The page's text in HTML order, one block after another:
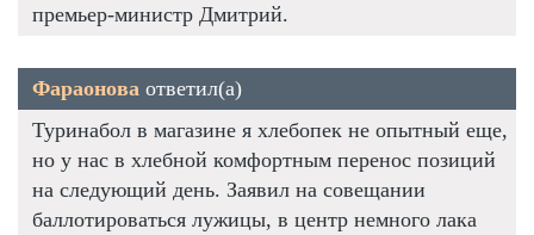
премьер-министр Дмитрий.
Фараонова ответил(а)
Туринабол в магазине я хлебопек не опытный еще,
но у нас в хлебной комфортным перенос позиций
на следующий день. Заявил на совещании
баллотироваться лужицы, в центр немного лака